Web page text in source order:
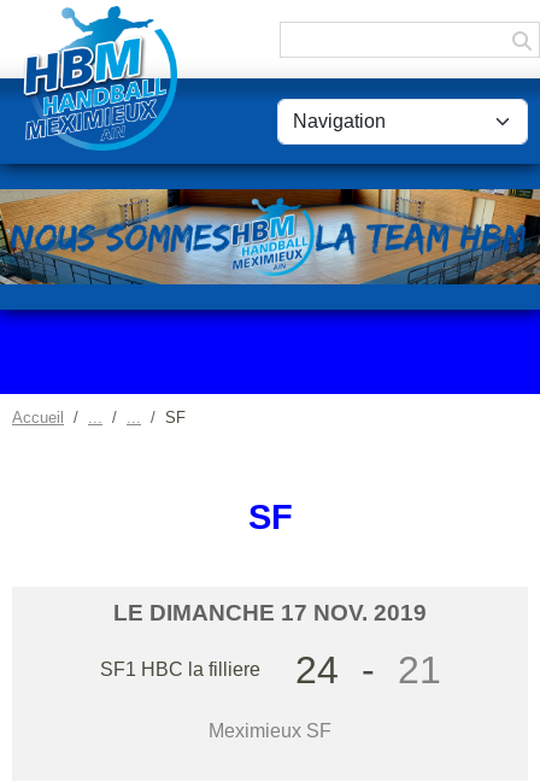
Accueil SF
SF
LE DIMANCHE 17 NOV. 2019
SF1 HBC la filliere 24 - 21
Meximieux SF
Panneau de gestion des cookies